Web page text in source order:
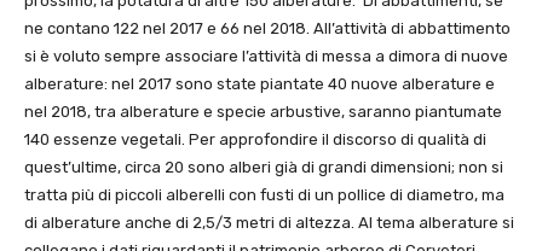
ne contano 122 nel 2017 e 66 nel 2018. All’attività di abbattimento
si è voluto sempre associare l’attività di messa a dimora di nuove
alberature: nel 2017 sono state piantate 40 nuove alberature e
nel 2018, tra alberature e specie arbustive, saranno piantumate
140 essenze vegetali. Per approfondire il discorso di qualità di
quest’ultime, circa 20 sono alberi già di grandi dimensioni; non si
tratta più di piccoli alberelli con fusti di un pollice di diametro, ma
di alberature anche di 2,5/3 metri di altezza. Al tema alberature si